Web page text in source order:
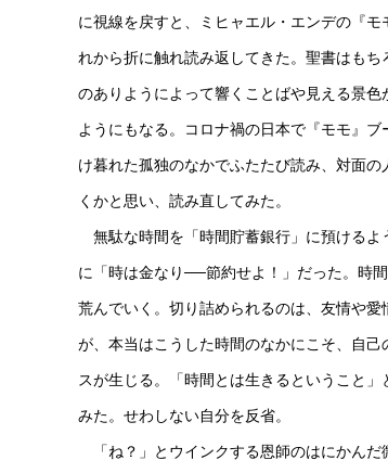
に視線を戻すと、ミヒャエル・エンデの『
れから折に触れ読み返してきた。聖書はも
のありようによって響くことばや見える景
ようにもなる。コロナ禍の日本で『モモ』
け暮れた孤独のなかでふたたび読み、対面
くかと思い、読み直してみた。
無駄な時間を「時間貯蓄銀行」に預けるよ
に「時は金なり──節約せよ！」だった。時
荒んでいく。切り詰められるのは、友情や
が、本当はこうした時間のなかにこそ、自
スが生じる。「時間とは生きるということ
みた。せわしない自分を反省。
「ね？」とウインクする恩師のはにかんだ